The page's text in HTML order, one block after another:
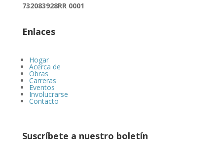
732083928RR 0001
Enlaces
Hogar
Acerca de
Obras
Carreras
Eventos
Involucrarse
Contacto
Suscríbete a nuestro boletín